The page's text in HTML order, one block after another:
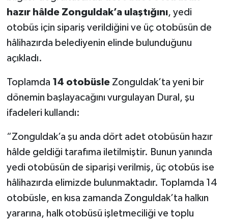
hazır hâlde Zonguldak’a ulaştığını, yedi
otobüs için sipariş verildiğini ve üç otobüsün de
hâlihazırda belediyenin elinde bulunduğunu
açıkladı.
Toplamda 14 otobüsleZonguldak’ta yeni bir
dönemin başlayacağını vurgulayan Dural, şu
ifadeleri kullandı:
“Zonguldak’a şu anda dört adet otobüsün hazır
hâlde geldiği tarafıma iletilmiştir. Bunun yanında
yedi otobüsün de siparişi verilmiş, üç otobüs ise
hâlihazırda elimizde bulunmaktadır. Toplamda 14
otobüsle, en kısa zamanda Zonguldak’ta halkın
yararına, halk otobüsü işletmeciliği ve toplu